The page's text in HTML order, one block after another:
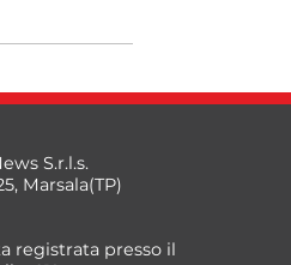
S.r.l.s.
Marsala(TP)
registrata presso il